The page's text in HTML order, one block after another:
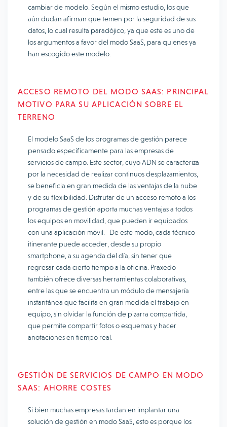
cambiar de modelo. Según el mismo estudio, los que
aún dudan afirman que temen por la seguridad de sus
datos, lo cual resulta paradójico, ya que este es uno de
los argumentos a favor del modo SaaS, para quienes ya
han escogido este modelo.
ACCESO REMOTO DEL MODO SAAS: PRINCIPAL
MOTIVO PARA SU APLICACIÓN SOBRE EL
TERRENO
El modelo SaaS de los programas de gestión parece
pensado específicamente para las empresas de
servicios de campo. Este sector, cuyo ADN se caracteriza
por la necesidad de realizar continuos desplazamientos,
se beneficia en gran medida de las ventajas de la nube
y de su flexibilidad. Disfrutar de un acceso remoto a los
programas de gestión aporta muchas ventajas a todos
los equipos en movilidad, que pueden ir equipados
con una aplicación móvil. De este modo, cada técnico
itinerante puede acceder, desde su propio
smartphone, a su agenda del día, sin tener que
regresar cada cierto tiempo a la oficina. Praxedo
también ofrece diversas herramientas colaborativas,
entre las que se encuentra un módulo de mensajería
instantánea que facilita en gran medida el trabajo en
equipo, sin olvidar la función de pizarra compartida,
que permite compartir fotos o esquemas y hacer
anotaciones en tiempo real.
GESTIÓN DE SERVICIOS DE CAMPO EN MODO
SAAS: AHORRE COSTES
Si bien muchas empresas tardan en implantar una
solución de gestión en modo SaaS, esto es porque los